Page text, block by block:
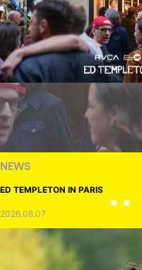
NEWS
ED TEMPLETON IN PARIS
2026.08.07